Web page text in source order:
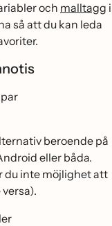
och malltagg i
så att du kan leda
beroende på
eller båda.
du inte möjlighet att